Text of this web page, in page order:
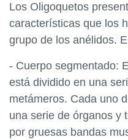
Los Oligoquetos
características que los
grupo de los anélidos.
- Cuerpo segmentado:
está dividido en una
metámeros. Cada uno
una serie de órganos y
por gruesas bandas